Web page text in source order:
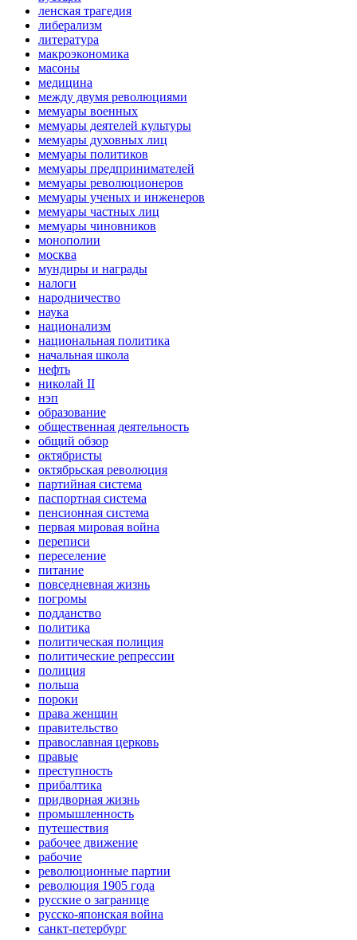
ленская трагедия
либерализм
литература
макроэкономика
масоны
медицина
между двумя революциями
мемуары военных
мемуары деятелей культуры
мемуары духовных лиц
мемуары политиков
мемуары предпринимателей
мемуары революционеров
мемуары ученых и инженеров
мемуары частных лиц
мемуары чиновников
монополии
москва
мундиры и награды
налоги
народничество
наука
национализм
национальная политика
начальная школа
нефть
николай II
нэп
образование
общественная деятельность
общий обзор
октябристы
октябрьская революция
партийная система
паспортная система
пенсионная система
первая мировая война
переписи
переселение
питание
повседневная жизнь
погромы
подданство
политика
политическая полиция
политические репрессии
полиция
польша
пороки
права женщин
правительство
православная церковь
правые
преступность
прибалтика
придворная жизнь
промышленность
путешествия
рабочее движение
рабочие
революционные партии
революция 1905 года
русские о загранице
русско-японская война
санкт-петербург